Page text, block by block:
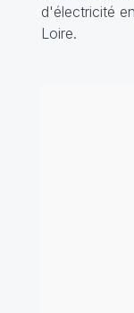
d'électricité
Loire.